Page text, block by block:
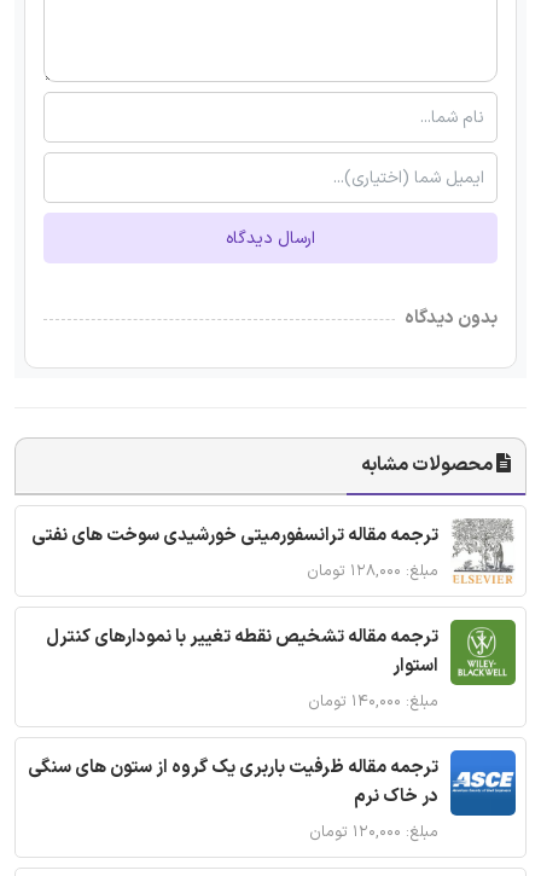
ارسال دیدگاه
بدون دیدگاه
محصولات مشابه
ترجمه مقاله ترانسفورمیتی خورشیدی سوخت های نفتی
مبلغ: ۱۲۸,۰۰۰ تومان
ترجمه مقاله تشخیص نقطه تغییر با نمودارهای کنترل
استوار
مبلغ: ۱۴۰,۰۰۰ تومان
ترجمه مقاله ظرفیت باربری یک گروه از ستون های سنگی
در خاک نرم
مبلغ: ۱۲۰,۰۰۰ تومان